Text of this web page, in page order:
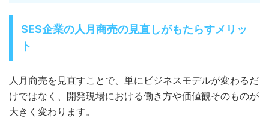
SES企業の人月商売の見直しがもたらすメリッ
ト
人月商売を見直すことで、単にビジネスモデルが変わるだ
けではなく、開発現場における働き方や価値観そのものが
大きく変わります。